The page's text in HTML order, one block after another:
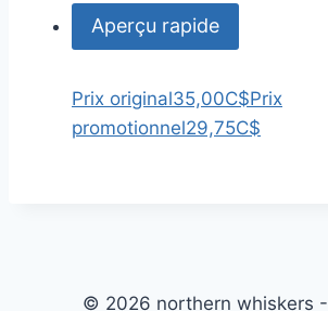
Aperçu rapide
Prix original35,00C$Prix
promotionnel29,75C$
© 2026 northern whiskers -